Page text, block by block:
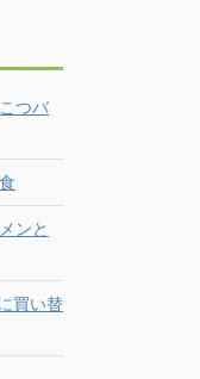
つバ
ンと
買い替